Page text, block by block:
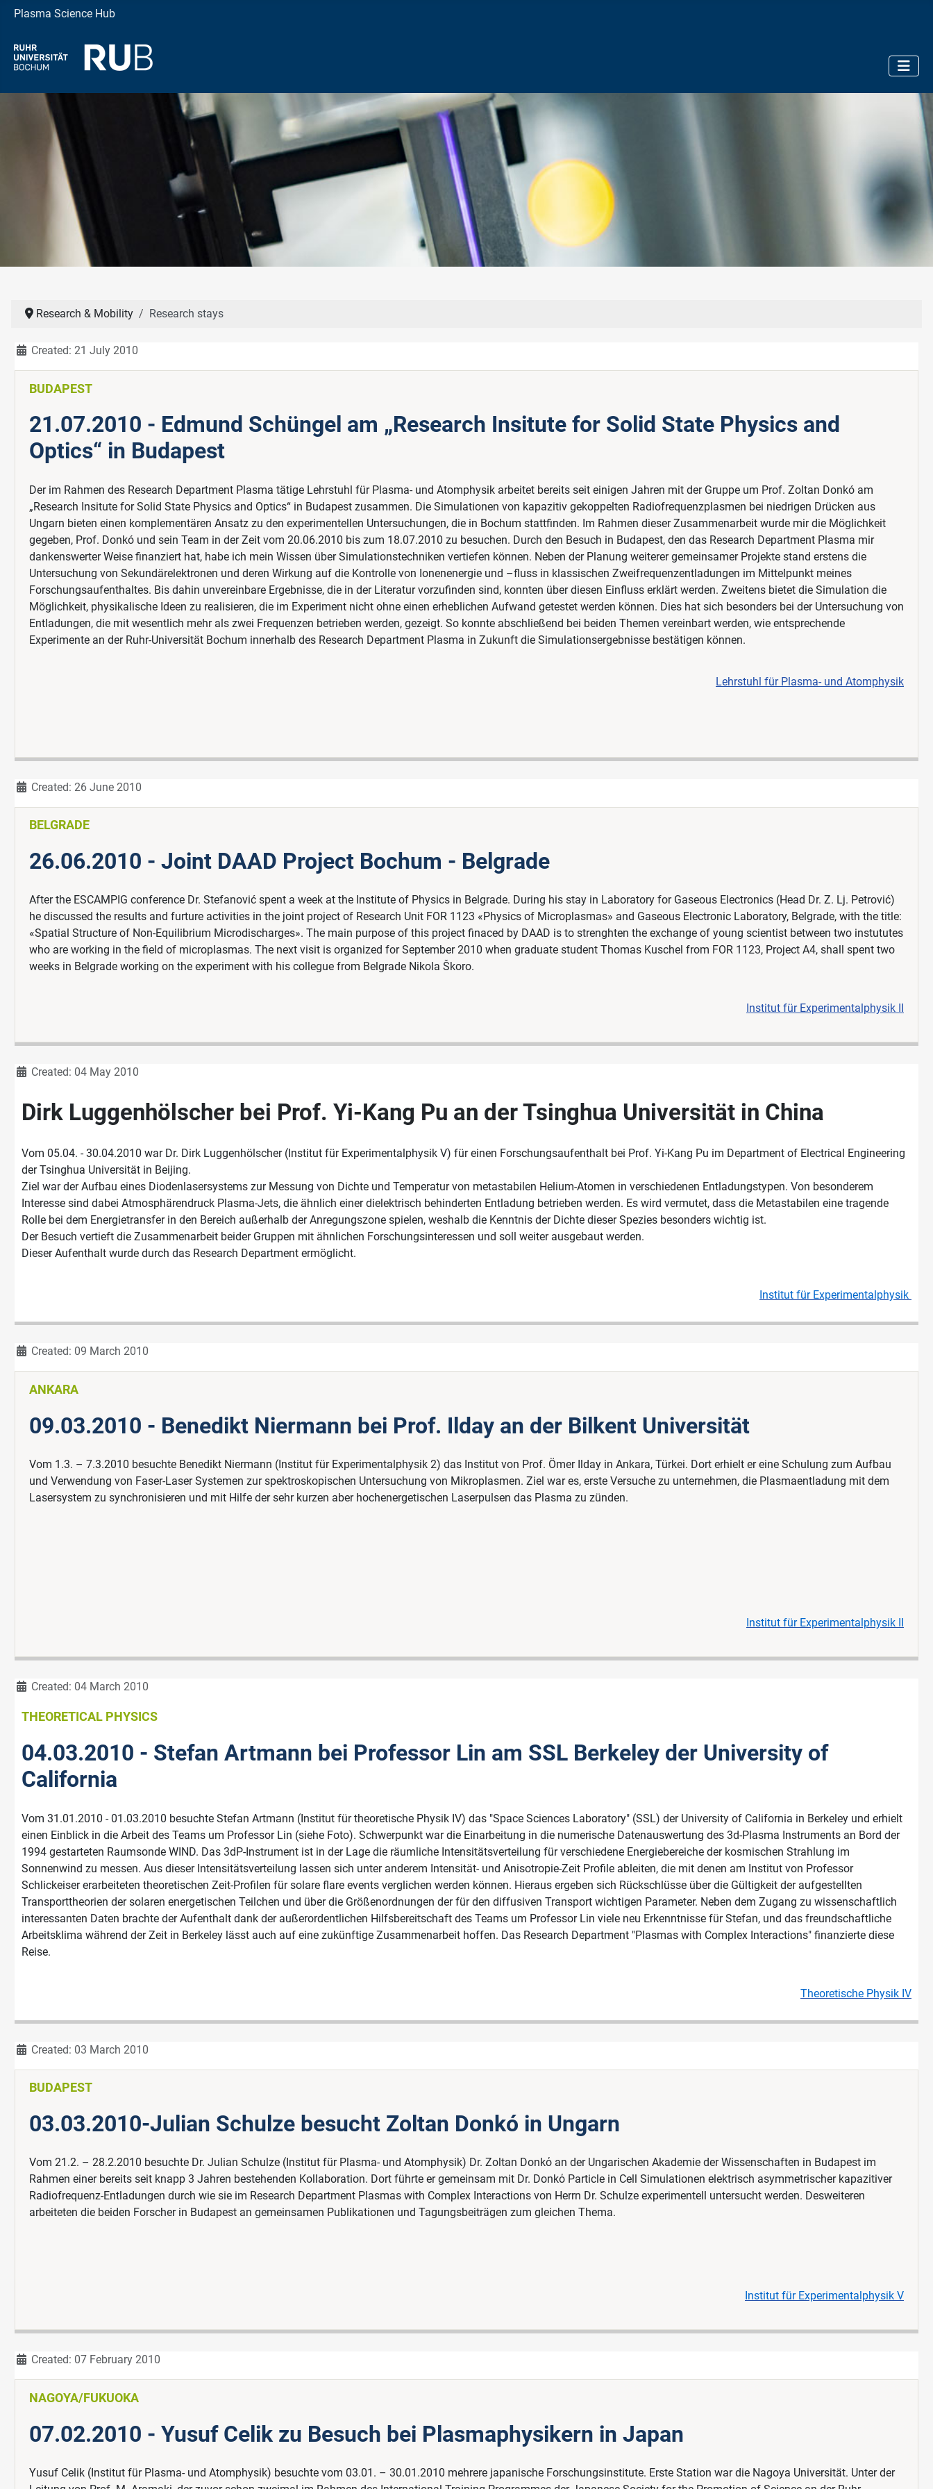
Plasma Science Hub
Research & Mobility Research stays
DetailsCreated: 21 July 2010
BUDAPEST
21.07.2010 - Edmund Schüngel am „Research Insitute for Solid State Physics and
Optics“ in Budapest
Der im Rahmen des Research Department Plasma tätige Lehrstuhl für Plasma- und Atomphysik arbeitet bereits seit einigen Jahren mit der Gruppe um Prof. Zoltan Donkó am
„Research Insitute for Solid State Physics and Optics“ in Budapest zusammen. Die Simulationen von kapazitiv gekoppelten Radiofrequenzplasmen bei niedrigen Drücken aus
Ungarn bieten einen komplementären Ansatz zu den experimentellen Untersuchungen, die in Bochum stattfinden. Im Rahmen dieser Zusammenarbeit wurde mir die Möglichkeit
gegeben, Prof. Donkó und sein Team in der Zeit vom 20.06.2010 bis zum 18.07.2010 zu besuchen. Durch den Besuch in Budapest, den das Research Department Plasma mir
dankenswerter Weise finanziert hat, habe ich mein Wissen über Simulationstechniken vertiefen können. Neben der Planung weiterer gemeinsamer Projekte stand erstens die
Untersuchung von Sekundärelektronen und deren Wirkung auf die Kontrolle von Ionenenergie und –fluss in klassischen Zweifrequenzentladungen im Mittelpunkt meines
Forschungsaufenthaltes. Bis dahin unvereinbare Ergebnisse, die in der Literatur vorzufinden sind, konnten über diesen Einfluss erklärt werden. Zweitens bietet die Simulation die
Möglichkeit, physikalische Ideen zu realisieren, die im Experiment nicht ohne einen erheblichen Aufwand getestet werden können. Dies hat sich besonders bei der Untersuchung von
Entladungen, die mit wesentlich mehr als zwei Frequenzen betrieben werden, gezeigt. So konnte abschließend bei beiden Themen vereinbart werden, wie entsprechende
Experimente an der Ruhr-Universität Bochum innerhalb des Research Department Plasma in Zukunft die Simulationsergebnisse bestätigen können.
Lehrstuhl für Plasma- und Atomphysik
DetailsCreated: 26 June 2010
BELGRADE
26.06.2010 - Joint DAAD Project Bochum - Belgrade
After the ESCAMPIG conference Dr. Stefanović spent a week at the Institute of Physics in Belgrade. During his stay in Laboratory for Gaseous Electronics (Head Dr. Z. Lj. Petrović)
he discussed the results and furture activities in the joint project of Research Unit FOR 1123 «Physics of Microplasmas» and Gaseous Electronic Laboratory, Belgrade, with the title:
«Spatial Structure of Non-Equilibrium Microdischarges». The main purpose of this project finaced by DAAD is to strenghten the exchange of young scientist between two instututes
who are working in the field of microplasmas. The next visit is organized for September 2010 when graduate student Thomas Kuschel from FOR 1123, Project A4, shall spent two
weeks in Belgrade working on the experiment with his collegue from Belgrade Nikola Škoro.
Institut für Experimentalphysik II
DetailsCreated: 04 May 2010
Dirk Luggenhölscher bei Prof. Yi-Kang Pu an der Tsinghua Universität in China
Vom 05.04. - 30.04.2010 war Dr. Dirk Luggenhölscher (Institut für Experimentalphysik V) für einen Forschungsaufenthalt bei Prof. Yi-Kang Pu im Department of Electrical Engineering
der Tsinghua Universität in Beijing.
Ziel war der Aufbau eines Diodenlasersystems zur Messung von Dichte und Temperatur von metastabilen Helium-Atomen in verschiedenen Entladungstypen. Von besonderem
Interesse sind dabei Atmosphärendruck Plasma-Jets, die ähnlich einer dielektrisch behinderten Entladung betrieben werden. Es wird vermutet, dass die Metastabilen eine tragende
Rolle bei dem Energietransfer in den Bereich außerhalb der Anregungszone spielen, weshalb die Kenntnis der Dichte dieser Spezies besonders wichtig ist.
Der Besuch vertieft die Zusammenarbeit beider Gruppen mit ähnlichen Forschungsinteressen und soll weiter ausgebaut werden.
Dieser Aufenthalt wurde durch das Research Department ermöglicht.
Institut für Experimentalphysik
DetailsCreated: 09 March 2010
ANKARA
09.03.2010 - Benedikt Niermann bei Prof. Ilday an der Bilkent Universität
Vom 1.3. – 7.3.2010 besuchte Benedikt Niermann (Institut für Experimentalphysik 2) das Institut von Prof. Ömer Ilday in Ankara, Türkei. Dort erhielt er eine Schulung zum Aufbau
und Verwendung von Faser-Laser Systemen zur spektroskopischen Untersuchung von Mikroplasmen. Ziel war es, erste Versuche zu unternehmen, die Plasmaentladung mit dem
Lasersystem zu synchronisieren und mit Hilfe der sehr kurzen aber hochenergetischen Laserpulsen das Plasma zu zünden.
Institut für Experimentalphysik II
DetailsCreated: 04 March 2010
THEORETICAL PHYSICS
04.03.2010 - Stefan Artmann bei Professor Lin am SSL Berkeley der University of
California
Vom 31.01.2010 - 01.03.2010 besuchte Stefan Artmann (Institut für theoretische Physik IV) das "Space Sciences Laboratory" (SSL) der University of California in Berkeley und erhielt
einen Einblick in die Arbeit des Teams um Professor Lin (siehe Foto). Schwerpunkt war die Einarbeitung in die numerische Datenauswertung des 3d-Plasma Instruments an Bord der
1994 gestarteten Raumsonde WIND. Das 3dP-Instrument ist in der Lage die räumliche Intensitätsverteilung für verschiedene Energiebereiche der kosmischen Strahlung im
Sonnenwind zu messen. Aus dieser Intensitätsverteilung lassen sich unter anderem Intensität- und Anisotropie-Zeit Profile ableiten, die mit denen am Institut von Professor
Schlickeiser erarbeiteten theoretischen Zeit-Profilen für solare flare events verglichen werden können. Hieraus ergeben sich Rückschlüsse über die Gültigkeit der aufgestellten
Transporttheorien der solaren energetischen Teilchen und über die Größenordnungen der für den diffusiven Transport wichtigen Parameter. Neben dem Zugang zu wissenschaftlich
interessanten Daten brachte der Aufenthalt dank der außerordentlichen Hilfsbereitschaft des Teams um Professor Lin viele neu Erkenntnisse für Stefan, und das freundschaftliche
Arbeitsklima während der Zeit in Berkeley lässt auch auf eine zukünftige Zusammenarbeit hoffen. Das Research Department "Plasmas with Complex Interactions" finanzierte diese
Reise.
Theoretische Physik IV
DetailsCreated: 03 March 2010
BUDAPEST
03.03.2010-Julian Schulze besucht Zoltan Donkó in Ungarn
Vom 21.2. – 28.2.2010 besuchte Dr. Julian Schulze (Institut für Plasma- und Atomphysik) Dr. Zoltan Donkό an der Ungarischen Akademie der Wissenschaften in Budapest im
Rahmen einer bereits seit knapp 3 Jahren bestehenden Kollaboration. Dort führte er gemeinsam mit Dr. Donkό Particle in Cell Simulationen elektrisch asymmetrischer kapazitiver
Radiofrequenz-Entladungen durch wie sie im Research Department Plasmas with Complex Interactions von Herrn Dr. Schulze experimentell untersucht werden. Desweiteren
arbeiteten die beiden Forscher in Budapest an gemeinsamen Publikationen und Tagungsbeiträgen zum gleichen Thema.
Institut für Experimentalphysik V
DetailsCreated: 07 February 2010
NAGOYA/FUKUOKA
07.02.2010 - Yusuf Celik zu Besuch bei Plasmaphysikern in Japan
Yusuf Celik (Institut für Plasma- und Atomphysik) besuchte vom 03.01. – 30.01.2010 mehrere japanische Forschungsinstitute. Erste Station war die Nagoya Universität. Unter der